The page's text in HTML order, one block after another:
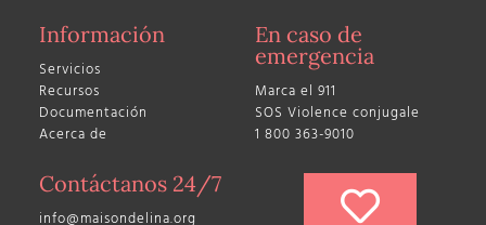
Información
Servicios
Recursos
Documentación
Acerca de
En caso de
emergencia
Marca el 911
SOS Violence conjugale
1 800 363-9010
Contáctanos 24/7